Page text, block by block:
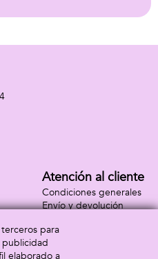
Atención al cliente
Condiciones generales
Envío y devolución
para
publicidad
elaborado a